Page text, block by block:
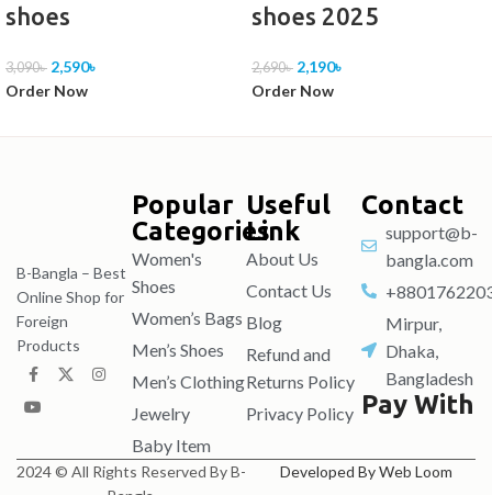
shoes
3,090৳ 2,590৳
Order Now
shoes 2025
2,690৳ 2,190৳
Order Now
B-Bangla – Best
Online Shop for
Foreign
Products
Popular
Categories
Women's
Shoes
Women’s Bags
Men’s Shoes
Men’s Clothing
Jewelry
Baby Item
Useful
Link
About Us
Contact Us
Blog
Refund and
Returns Policy
Privacy Policy
Contact
support@b-
bangla.com
Mirpur,
Dhaka,
Bangladesh
Pay With
2024 © All Rights Reserved By B-
Developed By Web Loom